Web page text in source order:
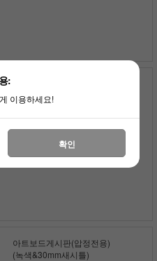
(녹색&화이트)
부가세포함
아트보드게시판(압정전용)
(녹색&30mm새시틀)
:
이용하세요!
확인